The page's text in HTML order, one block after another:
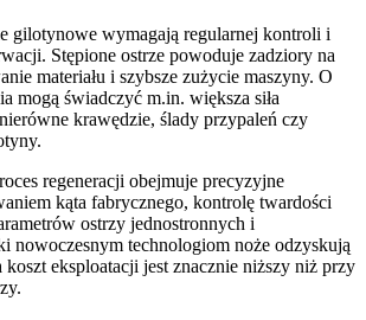
gilotynowe wymagają regularnej kontroli i
Stępione ostrze powoduje zadziory na
materiału i szybsze zużycie maszyny. O
mogą świadczyć m.in. większa siła
krawędzie, ślady przypaleń czy
regeneracji obejmuje precyzyjne
kąta fabrycznego, kontrolę twardości
ostrzy jednostronnych i
nowoczesnym technologiom noże odzyskują
koszt eksploatacji jest znacznie niższy niż przy